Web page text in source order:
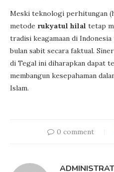
Meski teknologi perhitungan
metode rukyatul hilal tetap
tradisi keagamaan di
bulan sabit secara faktual.
di Tegal ini diharapkan dapat
membangun kesepahaman
Islam.
0 comment